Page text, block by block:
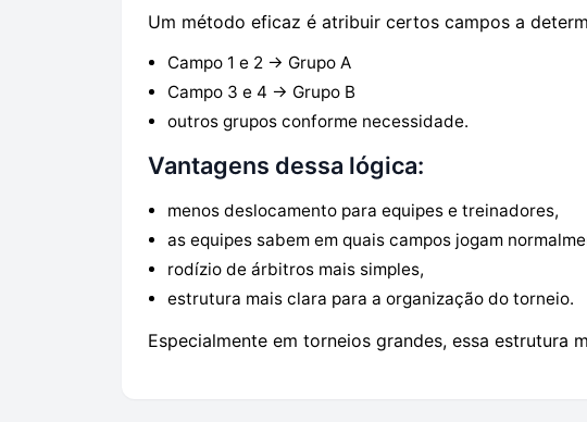
Um método eficaz é atribuir certos campos a
Campo 1 e 2 → Grupo A
Campo 3 e 4 → Grupo B
outros grupos conforme necessidade.
Vantagens dessa lógica:
menos deslocamento para equipes e treinadores,
as equipes sabem em quais campos jogam
rodízio de árbitros mais simples,
estrutura mais clara para a organização do torneio.
Especialmente em torneios grandes, essa estrutura